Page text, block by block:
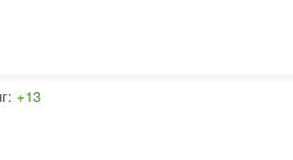
+13